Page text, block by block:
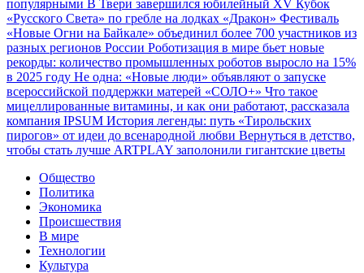
популярными В Твери завершился юбилейный XV Кубок
«Русского Света» по гребле на лодках «Дракон» Фестиваль
«Новые Огни на Байкале» объединил более 700 участников из
разных регионов России Роботизация в мире бьет новые
рекорды: количество промышленных роботов выросло на 15%
в 2025 году Не одна: «Новые люди» объявляют о запуске
всероссийской поддержки матерей «СОЛО+» Что такое
мицеллированные витамины, и как они работают, рассказала
компания IPSUM История легенды: путь «Тирольских
пирогов» от идеи до всенародной любви Вернуться в детство,
чтобы стать лучше ARTPLAY заполонили гигантские цветы
Общество
Политика
Экономика
Происшествия
В мире
Технологии
Культура